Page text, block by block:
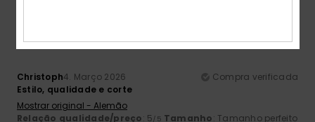
Christoph4. Março 2026
Compra verificada
Estilo, qualidade e corte
Mostrar original - Alemão
Relação qualidade/preço: 5/5 Tamanho: Tamanho perfeito